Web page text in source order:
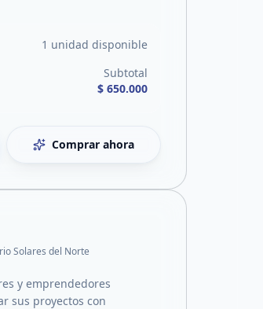
1 unidad disponible
Subtotal
$ 650.000
Comprar ahora
Solares del Norte
y emprendedores
sus proyectos con